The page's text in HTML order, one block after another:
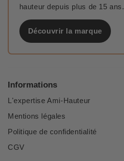
hauteur depuis plus de 15 ans.
Découvrir la marque
Informations
L'expertise Ami-Hauteur
Mentions légales
Politique de confidentialité
CGV